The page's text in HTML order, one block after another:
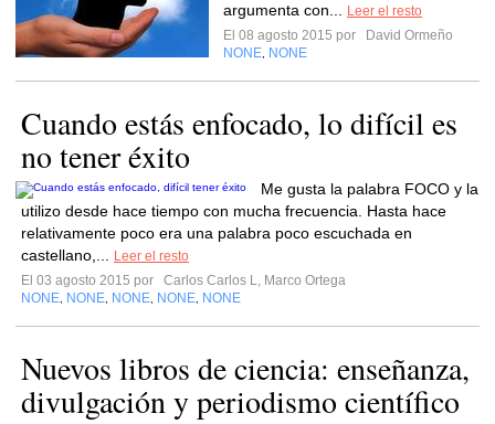
argumenta con...
Leer el resto
El 08 agosto 2015 por
David Ormeño
NONE NONE
Cuando estás enfocado, lo difícil es
no tener éxito
Me gusta la palabra FOCO y la
utilizo desde hace tiempo con mucha frecuencia. Hasta hace
relativamente poco era una palabra poco escuchada en
castellano,...
Leer el resto
El 03 agosto 2015 por
Carlos Carlos L, Marco Ortega
NONE NONE NONE NONE NONE
Nuevos libros de ciencia: enseñanza,
divulgación y periodismo científico